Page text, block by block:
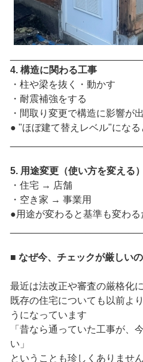
4. 構造に関わる工事
・柱や梁を抜く・動かす
・耐震補強をする
・間取り変更で構造に影響が
● "ほぼ建て替えレベル"にな
5. 用途変更（使い方を変える）
・住宅 → 店舗
・空き家 → 事業用
●用途が変わると基準も変わ
■ なぜ今、チェックが厳しい
最近は法改正や審査の厳格化
既存の住宅についても以前よ
うになっています
「昔なら通っていた工事が、
い」
ということも珍しくありません